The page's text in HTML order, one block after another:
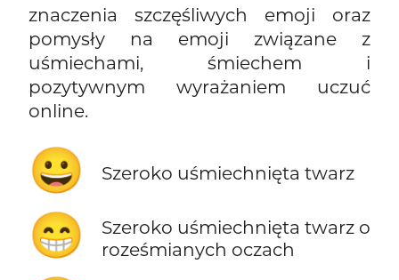
znaczenia szczęśliwych emoji oraz
pomysły na emoji związane z
uśmiechami, śmiechem i
pozytywnym wyrażaniem uczuć
online.
😀 Szeroko uśmiechnięta twarz
😁
Szeroko uśmiechnięta twarz o
roześmianych oczach